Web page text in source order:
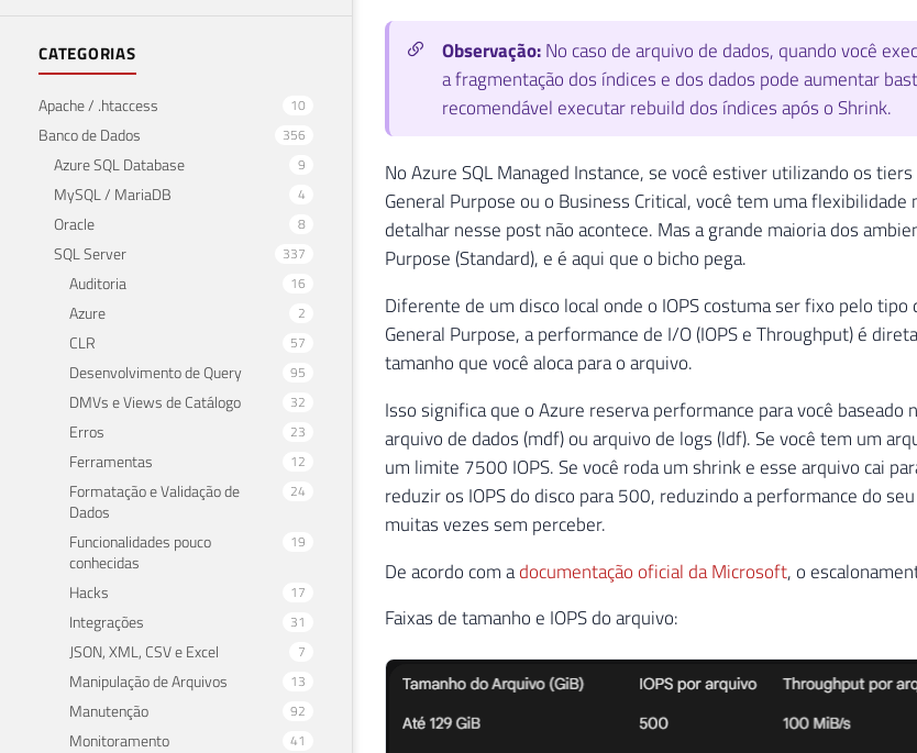
CATEGORIAS
Apache / .htaccess 10
Banco de Dados 356
Azure SQL Database 9
MySQL / MariaDB 4
Oracle 8
SQL Server 337
Auditoria 16
Azure 2
CLR 57
Desenvolvimento de Query 95
DMVs e Views de Catálogo 32
Erros 23
Ferramentas 12
Formatação e Validação de
Dados
24
Funcionalidades pouco
conhecidas
19
Hacks 17
Integrações 31
JSON, XML, CSV e Excel 7
Manipulação de Arquivos 13
Manutenção 92
Monitoramento 41
Observação:No caso de arquivo de dados, quando você
a fragmentação dos índices e dos dados pode aumentar
recomendável executar rebuild dos índices após o Shrink.
No Azure SQL Managed Instance, se você estiver utilizando os
General Purpose ou o Business Critical, você tem uma
detalhar nesse post não acontece. Mas a grande maioria dos
Purpose (Standard), e é aqui que o bicho pega.
Diferente de um disco local onde o IOPS costuma ser fixo pelo tipo
General Purpose, a performance de I/O (IOPS e Throughput) é
tamanho que você aloca para o arquivo.
Isso significa que o Azure reserva performance para você baseado
arquivo de dados (mdf) ou arquivo de logs (ldf). Se você tem um
um limite 7500 IOPS. Se você roda um shrink e esse arquivo cai
reduzir os IOPS do disco para 500, reduzindo a performance do
muitas vezes sem perceber.
De acordo com adocumentação oficial da Microsoft, o
Faixas de tamanho e IOPS do arquivo: